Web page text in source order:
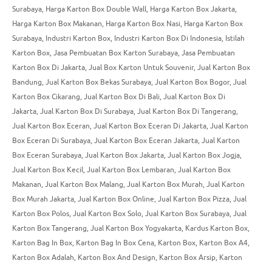
Surabaya, Harga Karton Box Double Wall, Harga Karton Box Jakarta,
Harga Karton Box Makanan, Harga Karton Box Nasi, Harga Karton Box
Surabaya, Industri Karton Box, Industri Karton Box Di Indonesia, Istilah
Karton Box, Jasa Pembuatan Box Karton Surabaya, Jasa Pembuatan
Karton Box Di Jakarta, Jual Box Karton Untuk Souvenir, Jual Karton Box
Bandung, Jual Karton Box Bekas Surabaya, Jual Karton Box Bogor, Jual
Karton Box Cikarang, Jual Karton Box Di Bali, Jual Karton Box Di
Jakarta, Jual Karton Box Di Surabaya, Jual Karton Box Di Tangerang,
Jual Karton Box Eceran, Jual Karton Box Eceran Di Jakarta, Jual Karton
Box Eceran Di Surabaya, Jual Karton Box Eceran Jakarta, Jual Karton
Box Eceran Surabaya, Jual Karton Box Jakarta, Jual Karton Box Jogja,
Jual Karton Box Kecil, Jual Karton Box Lembaran, Jual Karton Box
Makanan, Jual Karton Box Malang, Jual Karton Box Murah, Jual Karton
Box Murah Jakarta, Jual Karton Box Online, Jual Karton Box Pizza, Jual
Karton Box Polos, Jual Karton Box Solo, Jual Karton Box Surabaya, Jual
Karton Box Tangerang, Jual Karton Box Yogyakarta, Kardus Karton Box,
Karton Bag In Box, Karton Bag In Box Cena, Karton Box, Karton Box A4,
Karton Box Adalah, Karton Box And Design, Karton Box Arsip, Karton